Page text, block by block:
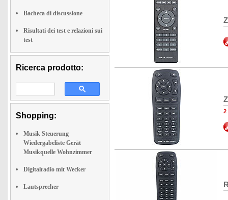
Bacheca di discussione
Risultati dei test e relazioni sui
test
Ricerca prodotto:
Shopping:
Musik Steuerung
Wiedergabeliste Gerät
Musikquelle Wohnzimmer
Digitalradio mit Wecker
Lautsprecher
2